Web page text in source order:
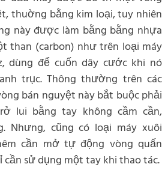
thuờng bằng kim loại, tuy nhiên
này được làm bằng bằng nhựa
than (carbon) như trên loại máy
dùng để cuốn dây cước khi nó
trục. Thông thường trên các
bán nguyệt này bắt buộc phải
lui bằng tay không cầm cần,
Nhưng, cũng có loại máy xuôi
cần mở tự động vòng quấn
cần sử dụng một tay khi thao tác.